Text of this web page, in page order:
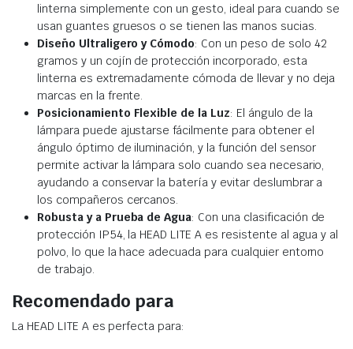
linterna simplemente con un gesto, ideal para cuando se
usan guantes gruesos o se tienen las manos sucias.
Diseño Ultraligero y Cómodo: Con un peso de solo 42
gramos y un cojín de protección incorporado, esta
linterna es extremadamente cómoda de llevar y no deja
marcas en la frente.
Posicionamiento Flexible de la Luz: El ángulo de la
lámpara puede ajustarse fácilmente para obtener el
ángulo óptimo de iluminación, y la función del sensor
permite activar la lámpara solo cuando sea necesario,
ayudando a conservar la batería y evitar deslumbrar a
los compañeros cercanos.
Robusta y a Prueba de Agua: Con una clasificación de
protección IP54, la HEAD LITE A es resistente al agua y al
polvo, lo que la hace adecuada para cualquier entorno
de trabajo.
Recomendado para
La HEAD LITE A es perfecta para: